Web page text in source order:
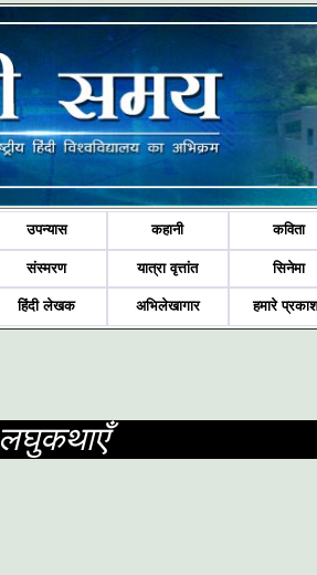
उपन्यास कहानी कविता
संस्मरण यात्रा वृत्तांत सिनेमा
हिंदी लेखक अभिलेखागार हमारे
लघुकथाएँ